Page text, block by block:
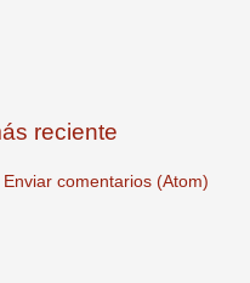
reciente
Enviar comentarios (Atom)